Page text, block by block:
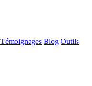
Témoignages Blog Outils